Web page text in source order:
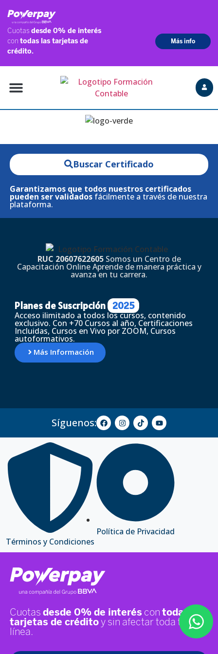
Buscar Certificado
Garantizamos que todos nuestros certificados
pueden ser validados fácilmente a través de nuestra
plataforma.
RUC 20607622605 Somos un Centro de
Capacitación Online Aprende de manera práctica y
avanza en tu carrera.
Planes de Suscripción 2025
Acceso ilimitado a todos los cursos, contenido
exclusivo. Con +70 Cursos al año, Certificaciones
Incluidas, Cursos en Vivo por ZOOM, Cursos
autoformativos.
Más Información
Síguenos:
Términos y Condiciones
Política de Privacidad